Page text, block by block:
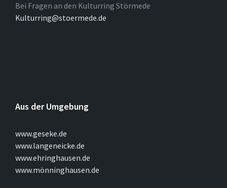
Bei Fragen an den Kulturring Störmede
Kulturring@stoermede.de
Aus der Umgebung
www.geseke.de
www.langeneicke.de
www.ehringhausen.de
www.mönninghausen.de